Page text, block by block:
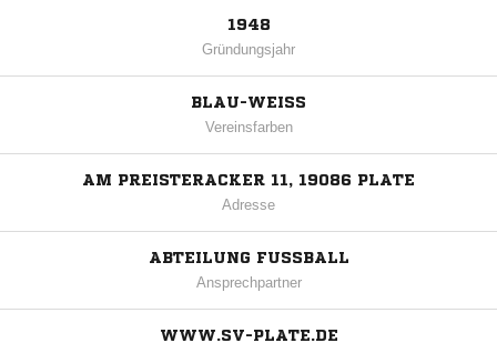
1948
Gründungsjahr
BLAU-WEISS
Vereinsfarben
AM PREISTERACKER 11, 19086 PLATE
Adresse
ABTEILUNG FUSSBALL
Ansprechpartner
WWW.SV-PLATE.DE